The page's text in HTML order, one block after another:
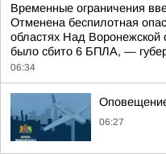
Временные ограничения
Отменена беспилотная
областях Над
было сбито 6 БПЛА, —
06:34
06:27